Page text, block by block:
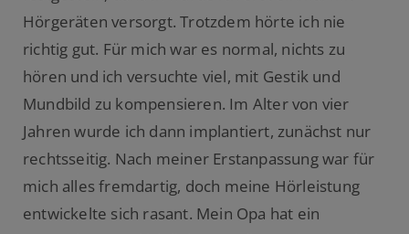
Hörgeräten versorgt. Trotzdem hörte ich nie
richtig gut. Für mich war es normal, nichts zu
hören und ich versuchte viel, mit Gestik und
Mundbild zu kompensieren. Im Alter von vier
Jahren wurde ich dann implantiert, zunächst nur
rechtsseitig. Nach meiner Erstanpassung war für
mich alles fremdartig, doch meine Hörleistung
entwickelte sich rasant. Mein Opa hat ein